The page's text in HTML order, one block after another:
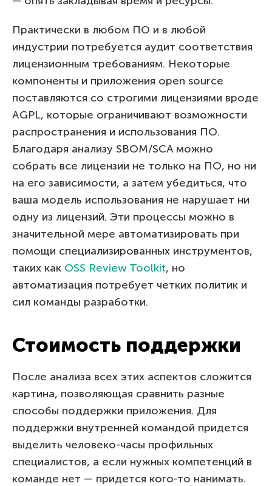
Практически в любом ПО и в любой
индустрии потребуется аудит соответствия
лицензионным требованиям. Некоторые
компоненты и приложения open source
поставляются со строгими лицензиями вроде
AGPL, которые ограничивают возможности
распространения и использования ПО.
Благодаря анализу SBOM/SCA можно
собрать все лицензии не только на ПО, но ни
на его зависимости, а затем убедиться, что
ваша модель использования не нарушает ни
одну из лицензий. Эти процессы можно в
значительной мере автоматизировать при
помощи специализированных инструментов,
таких как OSS Review Toolkit, но
автоматизация потребует четких политик и
сил команды разработки.
Стоимость поддержки
После анализа всех этих аспектов сложится
картина, позволяющая сравнить разные
способы поддержки приложения. Для
поддержки внутренней командой придется
выделить человеко-часы профильных
специалистов, а если нужных компетенций в
команде нет — придется кого-то нанимать.